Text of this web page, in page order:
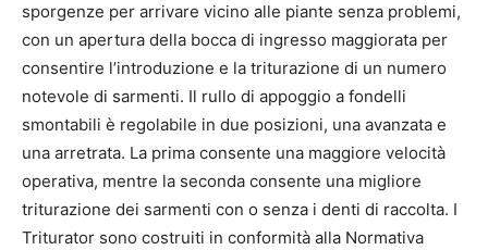
sporgenze per arrivare vicino alle piante senza problemi,
con un apertura della bocca di ingresso maggiorata per
consentire l’introduzione e la triturazione di un numero
notevole di sarmenti. Il rullo di appoggio a fondelli
smontabili è regolabile in due posizioni, una avanzata e
una arretrata. La prima consente una maggiore velocità
operativa, mentre la seconda consente una migliore
triturazione dei sarmenti con o senza i denti di raccolta. I
Triturator sono costruiti in conformità alla Normativa